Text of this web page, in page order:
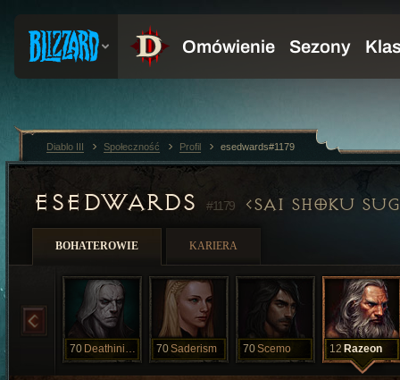
ESEDWARDS #1179 SAI SHOKU
BOHATEROWIE KARIERA
70 Deathinitive 70Saderism 70Scemo 12 Razeon
Diablo III Społeczność Profil esedwards#1179